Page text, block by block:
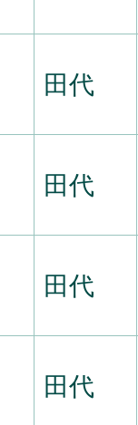
田代
田代
田代
田代